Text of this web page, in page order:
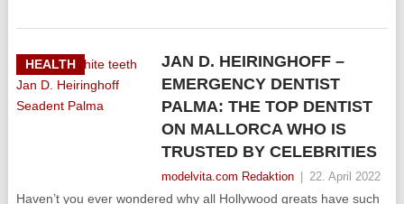
HEALTH
JAN D. HEIRINGHOFF –
EMERGENCY DENTIST
PALMA: THE TOP DENTIST
ON MALLORCA WHO IS
TRUSTED BY CELEBRITIES
modelvita.com Redaktion 22. April 2022
Haven’t you ever wondered why all Hollywood greats have such